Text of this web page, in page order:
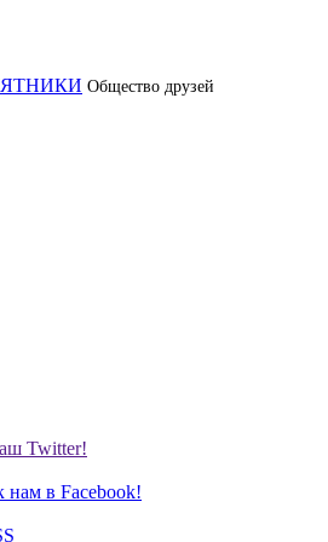
Общество друзей
Twitter!
нам в Facebook!